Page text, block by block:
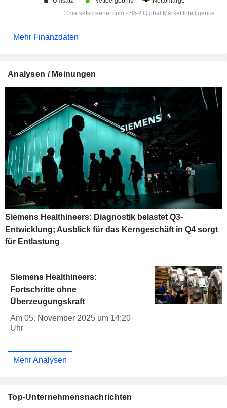
Mehr Finanzdaten
Analysen / Meinungen
Siemens Healthineers: Diagnostik belastet Q3-
Entwicklung; Ausblick für das Kerngeschäft in Q4 sorgt
für Entlastung
Siemens Healthineers:
Fortschritte ohne
Überzeugungskraft
Am 05. November 2025 um 14:20
Uhr
Mehr Analysen
Top-Unternehmensnachrichten